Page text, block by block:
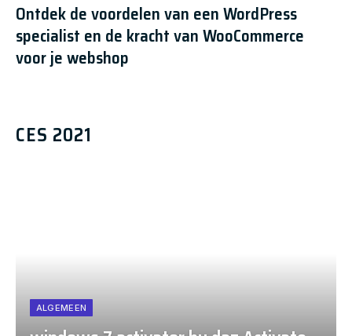
Ontdek de voordelen van een WordPress
specialist en de kracht van WooCommerce
voor je webshop
CES 2021
ALGEMEEN